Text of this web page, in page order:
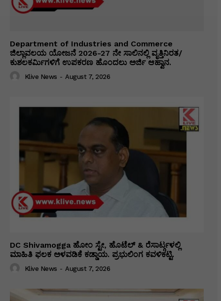
Department of Industries and Commerce
ಜಿಲ್ಲಾವಲಯ ಯೋಜನೆ 2026-27 ನೇ ಸಾಲಿನಲ್ಲಿ ವೃತ್ತಿನಿರತ/
ಕುಶಲಕರ್ಮಿಗಳಿಗೆ ಉಪಕರಣ ಹೊಂದಲು ಅರ್ಜಿ ಆಹ್ವಾನ.
Klive News - August 7, 2026
DC Shivamogga ಹೋಂ ಸ್ಟೇ, ಹೊಟೆಲ್ & ರೆಸಾರ್ಟ್ಗಳಲ್ಲಿ
ಮಾಹಿತಿ ಫಲಕ ಅಳವಡಿಕೆ ಕಡ್ಡಾಯ. ಪ್ರಭುಲಿಂಗ ಕವಳಿಕಟ್ಟಿ.
Klive News - August 7, 2026